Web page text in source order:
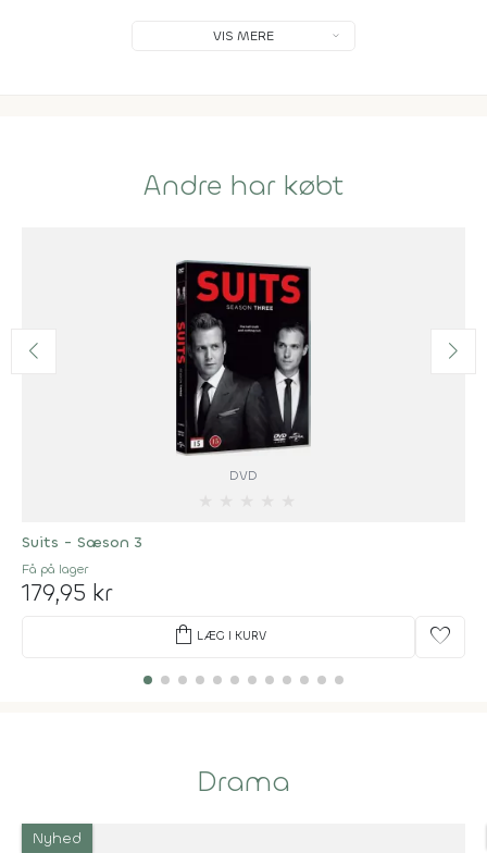
VIS MERE
Andre har købt
DVD
Suits - Sæson 3
Få på lager
179,95 kr
shopping_bag LÆG I KURV favorite
Drama
Nyhed